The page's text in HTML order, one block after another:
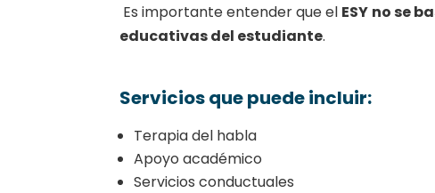
Es importante entender que el ESY no se
educativas del estudiante.
Servicios que puede incluir:
Terapia del habla
Apoyo académico
Servicios conductuales